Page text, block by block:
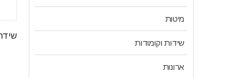
מיטות
שידות וקומודות
ארונות